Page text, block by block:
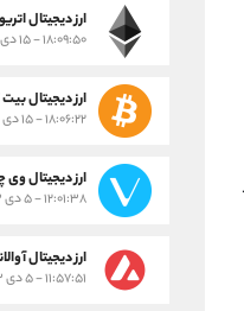
ارز دیجیتال
۱۸:۰۹:۵۰ - ۱۵ دی ۱۴۰۳
ارز دیجیتال
۱۸:۰۶:۲۲ - ۱۵ دی ۱۴۰۳
ارز دیجیتال وی
۱۲:۰۱:۳۸ - ۵ دی ۱۴۰۳
ارز دیجیتال
۱۱:۵۷:۵۱ - ۵ دی ۱۴۰۳